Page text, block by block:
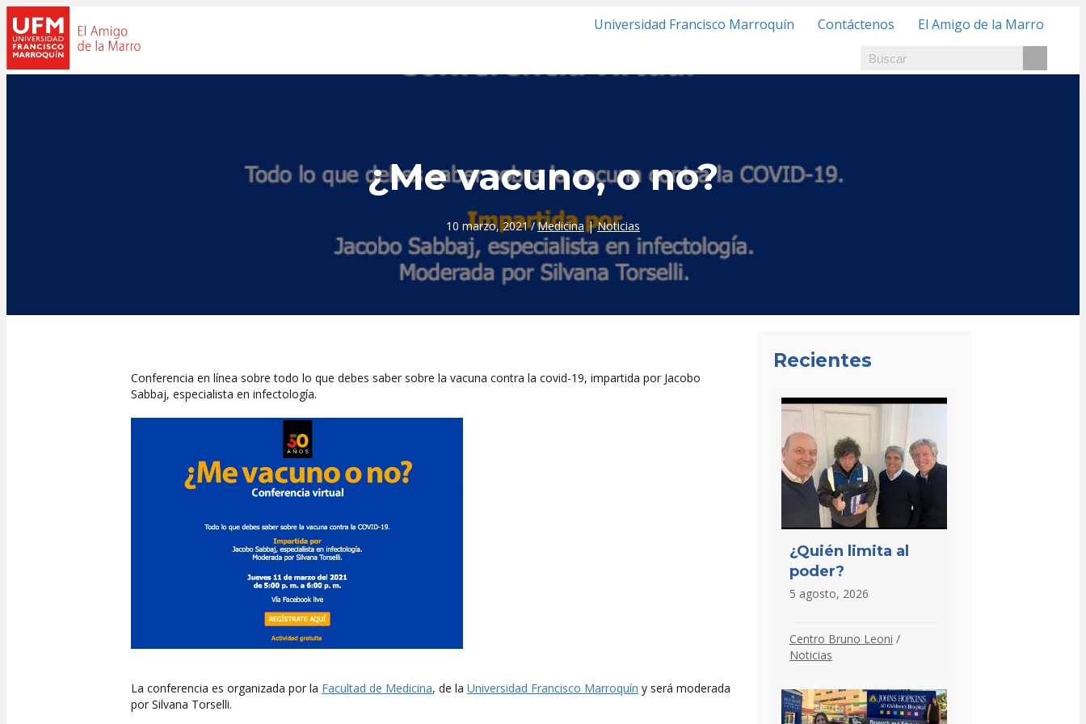
Universidad Francisco Marroquín Contáctenos El Amigo de la Marro
¿Me vacuno, o no?
10 marzo, 2021/Medicina |Noticias
Conferencia en línea sobre todo lo que debes saber sobre la vacuna contra la covid-19, impartida por Jacobo
Sabbaj, especialista en infectología.
La conferencia es organizada por la Facultad de Medicina, de la Universidad Francisco Marroquín y será moderada
por Silvana Torselli.
Recientes
¿Quién limita al
poder?
5 agosto, 2026
Centro Bruno Leoni /
Noticias